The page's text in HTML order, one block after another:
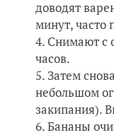
доводят
минут, часто
Снимают с
часов.
Затем
небольшом
закипания).
Бананы